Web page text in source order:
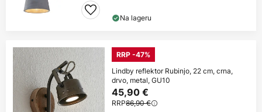
Na lageru
RRP -47%
Lindby reflektor Rubinjo, 22 cm, crna,
drvo, metal, GU10
45,90 €
RRP86,90 €